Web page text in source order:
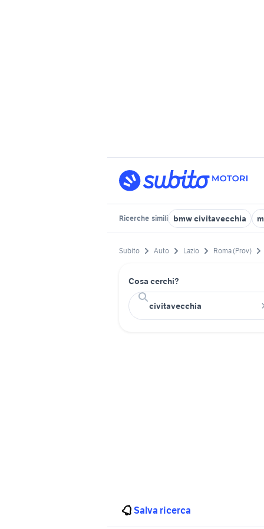
Ricerche simili bmw civitavecchia
Subito Auto Lazio Roma (Prov)
Cosa cerchi?
Salva ricerca